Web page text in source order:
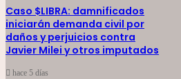
Caso $LIBRA: damnificados
iniciarán demanda civil por
daños y perjuicios contra
Javier Milei y otros imputados
hace 5 días